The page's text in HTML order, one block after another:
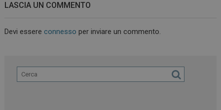
LASCIA UN COMMENTO
Devi essereconnesso per inviare un commento.